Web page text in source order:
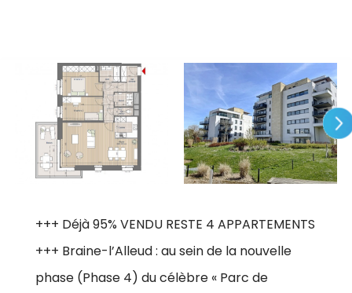
+++ Déjà 95% VENDU RESTE 4 APPARTEMENTS
+++ Braine-l’Alleud : au sein de la nouvelle
phase (Phase 4) du célèbre « Parc de